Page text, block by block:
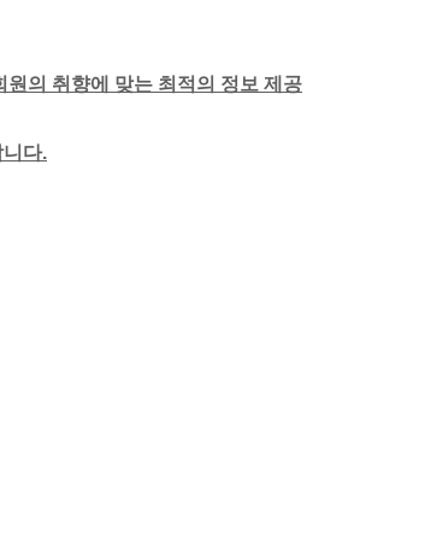
의 취향에 맞는 최적의 정보 제공
다.